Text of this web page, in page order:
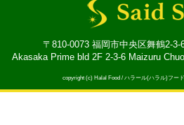
〒810-0073 福岡市中央区舞鶴2-
Akasaka Prime bld 2F 2-3-6 Maizuru
copyright (c) Halal Food / ハラール(ハラル)フー